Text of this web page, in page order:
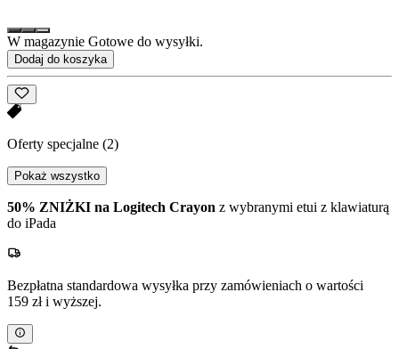
W magazynie Gotowe do wysyłki.
Dodaj do koszyka
Oferty specjalne (2)
Pokaż wszystko
50% ZNIŻKI na Logitech Crayon z wybranymi etui z klawiaturą
do iPada
Bezpłatna standardowa wysyłka przy zamówieniach o wartości
159 zł i wyższej.